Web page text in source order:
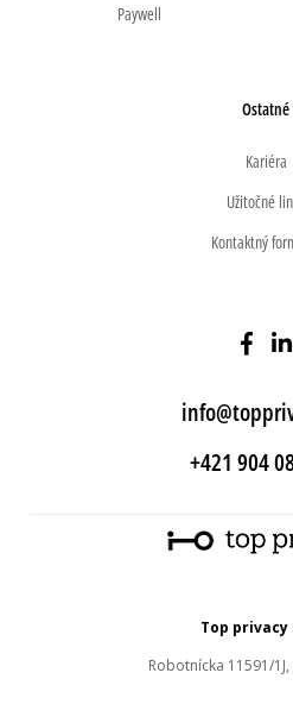
Paywell
Ostatné
Kariéra
Užitočné
Kontaktný
+421 904
Top privacy
Robotnícka 11591/